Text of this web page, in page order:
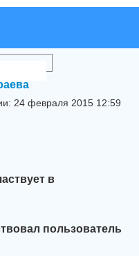
24 февраля 2015 12:59
в
пользователь